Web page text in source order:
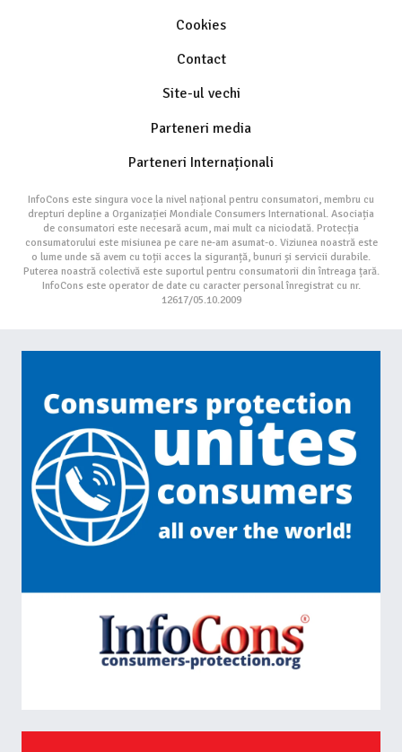
Cookies
Contact
Site-ul vechi
Parteneri media
Parteneri Internaționali
InfoCons este singura voce la nivel național pentru consumatori, membru cu
drepturi depline a Organizației Mondiale Consumers International. Asociația
de consumatori este necesară acum, mai mult ca niciodată. Protecția
consumatorului este misiunea pe care ne-am asumat-o. Viziunea noastră este
o lume unde să avem cu toții acces la siguranță, bunuri și servicii durabile.
Puterea noastră colectivă este suportul pentru consumatorii din întreaga țară.
InfoCons este operator de date cu caracter personal înregistrat cu nr.
12617/05.10.2009